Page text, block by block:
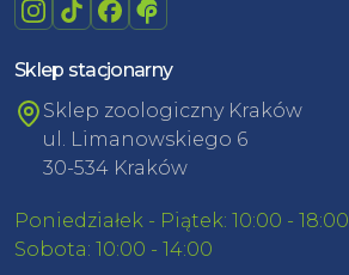
Sklep stacjonarny
Sklep zoologiczny Kraków
ul. Limanowskiego 6
30-534 Kraków
Poniedziałek - Piątek: 10:00 - 18:00
Sobota: 10:00 - 14:00